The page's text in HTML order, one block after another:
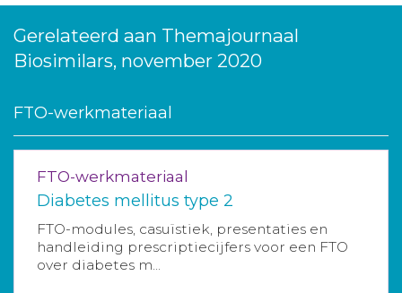
Gerelateerd aan Themajournaal
Biosimilars, november 2020
FTO-werkmateriaal
FTO-werkmateriaal
Diabetes mellitus type 2
FTO-modules, casuïstiek, presentaties en
handleiding prescriptiecijfers voor een FTO
over diabetes m...